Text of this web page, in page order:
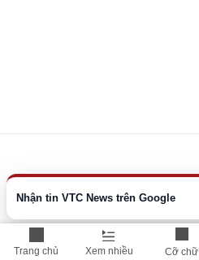
Trang chủ Xem nhiều Cỡ chữ
Nhận tin VTC News trên Google